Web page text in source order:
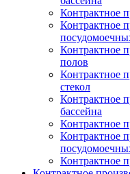
Контрактное
Контрактное
Контрактное
полов
Контрактное
стекол
Контрактное
бассейна
Контрактное
Контрактное
Контрактное